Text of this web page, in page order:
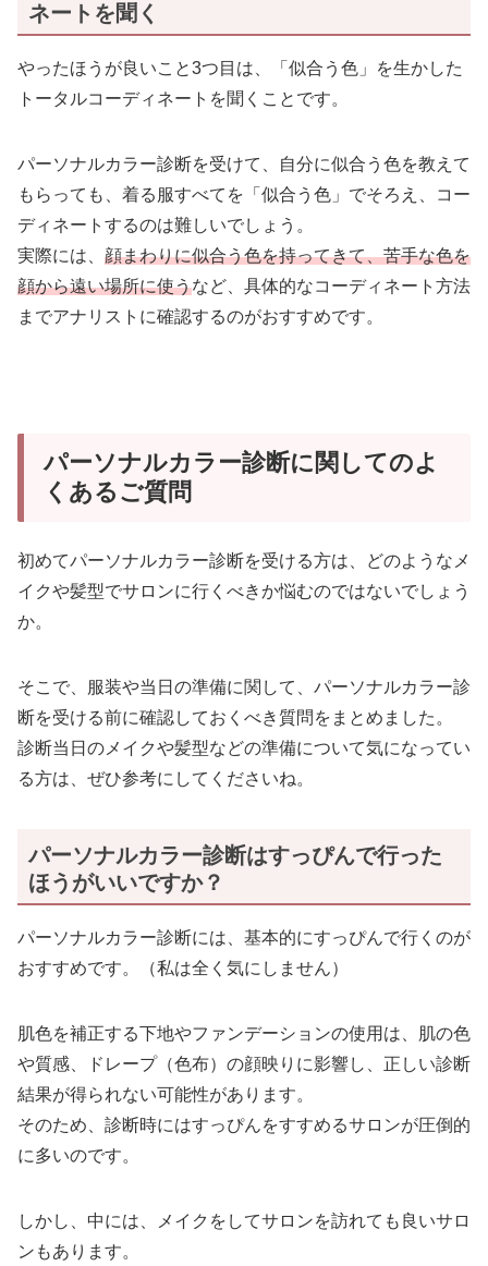
ネートを聞く
やったほうが良いこと3つ目は、「似合う色」を生かした
トータルコーディネートを聞くことです。
パーソナルカラー診断を受けて、自分に似合う色を教えて
もらっても、着る服すべてを「似合う色」でそろえ、コー
ディネートするのは難しいでしょう。
実際には、 顔まわりに似合う色を持ってきて、苦手な色を
顔から遠い場所に使うなど、具体的なコーディネート方法
までアナリストに確認するのがおすすめです。
パーソナルカラー診断に関してのよ
くあるご質問
初めてパーソナルカラー診断を受ける方は、どのようなメ
イクや髪型でサロンに行くべきか悩むのではないでしょう
か。
そこで、服装や当日の準備に関して、パーソナルカラー診
断を受ける前に確認しておくべき質問をまとめました。
診断当日のメイクや髪型などの準備について気になってい
る方は、ぜひ参考にしてくださいね。
パーソナルカラー診断はすっぴんで行った
ほうがいいですか？
パーソナルカラー診断には、基本的にすっぴんで行くのが
おすすめです。（私は全く気にしません）
肌色を補正する下地やファンデーションの使用は、肌の色
や質感、ドレープ（色布）の顔映りに影響し、正しい診断
結果が得られない可能性があります。
そのため、診断時にはすっぴんをすすめるサロンが圧倒的
に多いのです。
しかし、中には、メイクをしてサロンを訪れても良いサロ
ンもあります。